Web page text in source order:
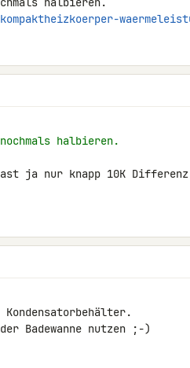
halbieren.
ja nur knapp 10K Differenz
Kondensatorbehälter.
Badewanne nutzen ;-)